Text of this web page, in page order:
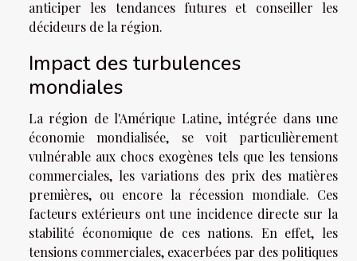
anticiper les tendances futures et conseiller les
décideurs de la région.
Impact des turbulences
mondiales
La région de l'Amérique Latine, intégrée dans une
économie mondialisée, se voit particulièrement
vulnérable aux chocs exogènes tels que les tensions
commerciales, les variations des prix des matières
premières, ou encore la récession mondiale. Ces
facteurs extérieurs ont une incidence directe sur la
stabilité économique de ces nations. En effet, les
tensions commerciales, exacerbées par des politiques